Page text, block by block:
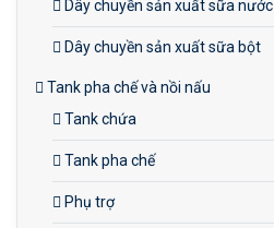
Dây chuyền sản xuất sữa nước
Dây chuyền sản xuất sữa bột
Tank pha chế và nồi nấu
Tank chứa
Tank pha chế
Phụ trợ